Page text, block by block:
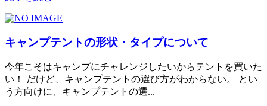
キャンプテントの形状・タイプについて
今年こそはキャンプにチャレンジしたいからテントを買いた
い！ だけど、キャンプテントの選び方がわからない。 とい
う方向けに、キャンプテントの選...